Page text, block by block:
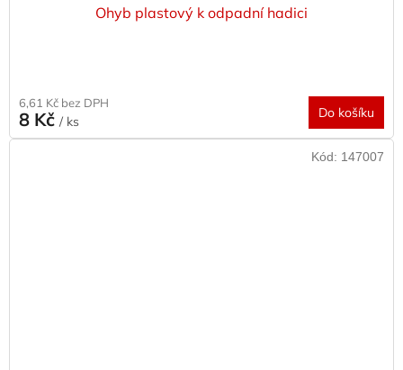
Ohyb plastový k odpadní hadici
6,61 Kč bez DPH
8 Kč / ks
Do košíku
Kód: 147007